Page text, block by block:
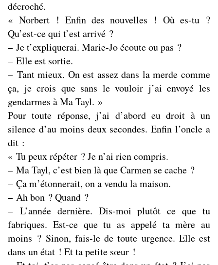
décroché.
« Norbert ! Enfin des nouvelles ! Où es-tu ?
Qu’est-ce qui t’est arrivé ?
– Je t’expliquerai. Marie-Jo écoute ou pas ?
– Elle est sortie.
– Tant mieux. On est assez dans la merde comme
ça, je crois que sans le vouloir j’ai envoyé les
gendarmes à Ma Tayl. »
Pour toute réponse, j’ai d’abord eu droit à un
silence d’au moins deux secondes. Enfin l’oncle a
dit :
« Tu peux répéter ? Je n’ai rien compris.
– Ma Tayl, c’est bien là que Carmen se cache ?
– Ça m’étonnerait, on a vendu la maison.
– Ah bon ? Quand ?
– L’année dernière. Dis-moi plutôt ce que tu
fabriques. Est-ce que tu as appelé ta mère au
moins ? Sinon, fais-le de toute urgence. Elle est
dans un état ! Et ta petite sœur !